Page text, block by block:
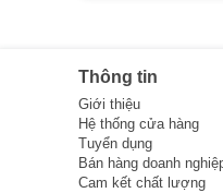
Thông tin
Giới thiệu
Hệ thống cửa hàng
Tuyển dụng
Bán hàng doanh
Cam kết chất lượng